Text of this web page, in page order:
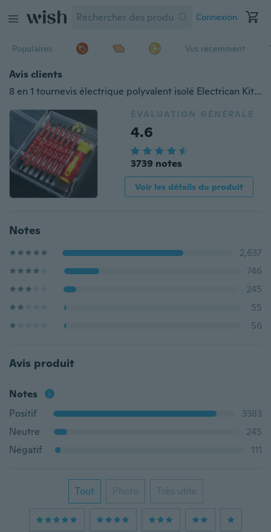
Connexion
Populaires Vus récemment
Avis clients
8 en 1 tournevis électrique polyvalent isolé Electrican Kit d'outils de réparation d'outils à main pour courant 500 V (couleur: rouge)
ÉVALUATION GÉNÉRALE
4.6
3739 notes
Voir les détails du produit
Notes
2,637
746
245
55
56
Avis produit
Notes
Positif
3383
Neutre
245
Négatif
111
Tout Photo Très utile